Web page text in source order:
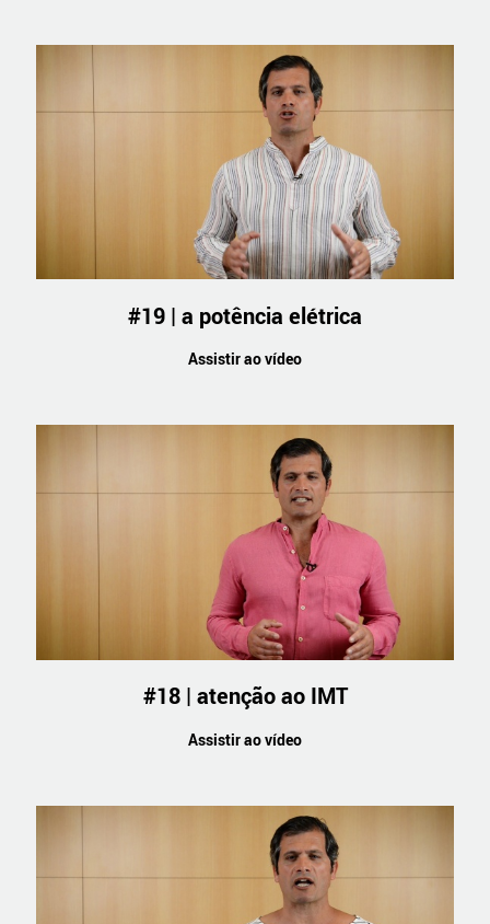
#19 | a potência elétrica
Assistir ao vídeo
#18 | atenção ao IMT
Assistir ao vídeo